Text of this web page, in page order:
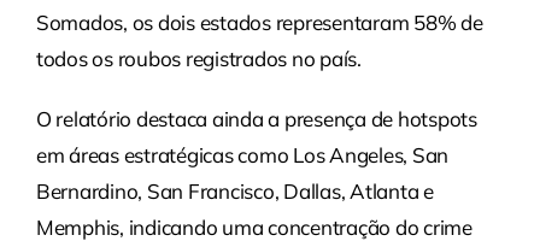
Somados, os dois estados representaram 58% de
todos os roubos registrados no país.
O relatório destaca ainda a presença de hotspots
em áreas estratégicas como Los Angeles, San
Bernardino, San Francisco, Dallas, Atlanta e
Memphis, indicando uma concentração do crime